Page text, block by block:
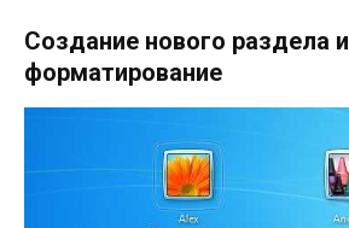
Создание нового раздела и
форматирование